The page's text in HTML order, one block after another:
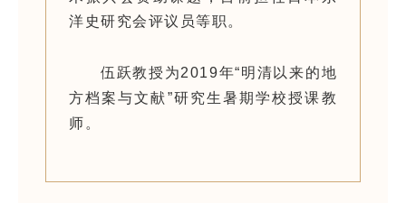
洋史研究会评议员等职 。
伍跃教授为2019年“明清以来的地
方档案与文献”研究生暑期学校授课教
师。